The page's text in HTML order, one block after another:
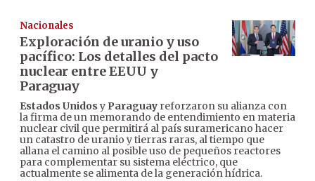
Nacionales
Exploración de uranio y uso
pacífico: Los detalles del pacto
nuclear entre EEUU y
Paraguay
Estados Unidos y Paraguay reforzaron su alianza con
la firma de un memorando de entendimiento en materia
nuclear civil que permitirá al país suramericano hacer
un catastro de uranio y tierras raras, al tiempo que
allana el camino al posible uso de pequeños reactores
para complementar su sistema eléctrico, que
actualmente se alimenta de la generación hídrica.